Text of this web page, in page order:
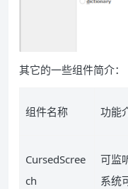
其它的一些组件简介：
组件名称 功能
CursedScree
ch
可监
系统